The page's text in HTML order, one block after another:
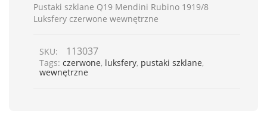
Pustaki szklane Q19 Mendini Rubino 1919/8
Luksfery czerwone wewnętrzne
SKU: 113037
Tags: czerwone, luksfery, pustaki szklane,
wewnętrzne